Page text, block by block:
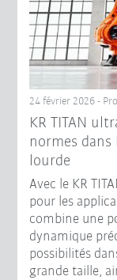
24 février 2026 -
KR TITAN
normes
lourde
Avec le KR
pour les
combine une
dynamique
possibilités
grande taille,